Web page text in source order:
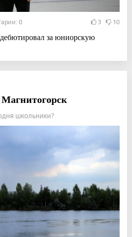
0 3 10
за юниорскую
школьники?